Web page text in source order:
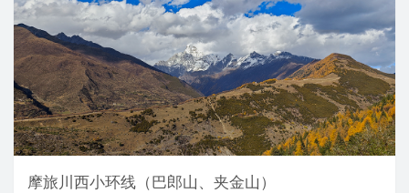
摩旅川西小环线（巴郎山、夹金山）